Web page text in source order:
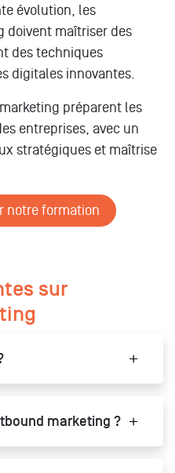
évolution, les
doivent maîtriser des
des techniques
digitales innovantes.
marketing préparent les
entreprises, avec un
stratégiques et maîtrise
notre formation
sur
marketing ?